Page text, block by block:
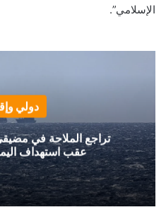
الإسلامي”.
دولي
تراجع الملاحة في
عقب استهداف